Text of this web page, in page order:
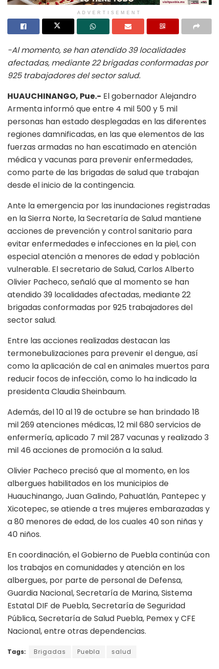
ADVERTISEMENT
-Al momento, se han atendido 39 localidades
afectadas, mediante 22 brigadas conformadas por
925 trabajadores del sector salud.
HUAUCHINANGO, Pue.- El gobernador Alejandro
Armenta informó que entre 4 mil 500 y 5 mil
personas han estado desplegadas en las diferentes
regiones damnificadas, en las que elementos de las
fuerzas armadas no han escatimado en atención
médica y vacunas para prevenir enfermedades,
como parte de las brigadas de salud que trabajan
desde el inicio de la contingencia.
Ante la emergencia por las inundaciones registradas
en la Sierra Norte, la Secretaría de Salud mantiene
acciones de prevención y control sanitario para
evitar enfermedades e infecciones en la piel, con
especial atención a menores de edad y población
vulnerable. El secretario de Salud, Carlos Alberto
Olivier Pacheco, señaló que al momento se han
atendido 39 localidades afectadas, mediante 22
brigadas conformadas por 925 trabajadores del
sector salud.
Entre las acciones realizadas destacan las
termonebulizaciones para prevenir el dengue, así
como la aplicación de cal en animales muertos para
reducir focos de infección, como lo ha indicado la
presidenta Claudia Sheinbaum.
Además, del 10 al 19 de octubre se han brindado 18
mil 269 atenciones médicas, 12 mil 680 servicios de
enfermería, aplicado 7 mil 287 vacunas y realizado 3
mil 46 acciones de promoción a la salud.
Olivier Pacheco precisó que al momento, en los
albergues habilitados en los municipios de
Huauchinango, Juan Galindo, Pahuatlán, Pantepec y
Xicotepec, se atiende a tres mujeres embarazadas y
a 80 menores de edad, de los cuales 40 son niñas y
40 niños.
En coordinación, el Gobierno de Puebla continúa con
los trabajos en comunidades y atención en los
albergues, por parte de personal de Defensa,
Guardia Nacional, Secretaría de Marina, Sistema
Estatal DIF de Puebla, Secretaría de Seguridad
Pública, Secretaría de Salud Puebla, Pemex y CFE
Nacional, entre otras dependencias.
Tags: Brigadas Puebla salud